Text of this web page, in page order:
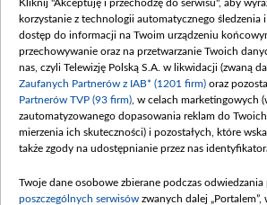
Procedura zgłoszeń
Kliknij "Akceptuję i przechodzę do serwisu", aby
korzystanie z technologii automatycznego śledzenia
dostęp do informacji na Twoim urządzeniu
przechowywanie oraz na przetwarzanie Twoich
nas, czyli Telewizję Polską S.A. w likwidacji (zwaną
Zaufanych Partnerów z IAB* (1201 firm) oraz
Partnerów TVP (93 firm) , w celach marketingowych
zautomatyzowanego dopasowania reklam do
mierzenia ich skuteczności) i pozostałych, które
także zgody na udostępnianie przez nas
Twoje dane osobowe zbierane podczas odwiedzania
poszczególnych serwisów zwanych dalej